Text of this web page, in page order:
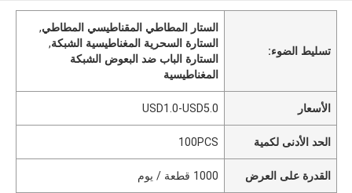
تسليط الضوء:
الستار المطاطي المقناطيسي المطاطي,
الستارة السحرية المغناطيسية الشبكة,
الستارة الباب ضد البعوض الشبكة
المغناطيسية
الأسعار USD1.0-USD5.0
الحد الأدنى لكمية 100PCS
القدرة على العرض 1000 قطعة / يوم